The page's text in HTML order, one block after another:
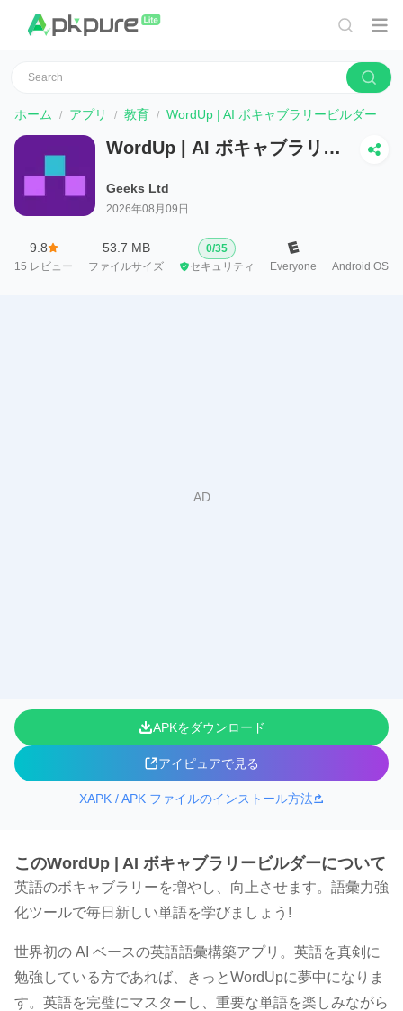
ホーム アプリ 教育 WordUp | AI ボキャブラリービルダー
WordUp | AI ボキャブラリー
Geeks Ltd
2026年08月09日
9.8
15 レビュー
53.7 MB
ファイルサイズ
0/35
セキュリティ
Everyone Android OS
APKをダウンロード
アイピュアで見る
XAPK / APK ファイルのインストール方法
このWordUp | AI ボキャブラリービルダーについて
英語のボキャブラリーを増やし、向上させます。語彙力強
化ツールで毎日新しい単語を学びましょう!
世界初の AI ベースの英語語彙構築アプリ。英語を真剣に
勉強している方であれば、きっとWordUpに夢中になりま
す。英語を完璧にマスターし、重要な単語を楽しみながら